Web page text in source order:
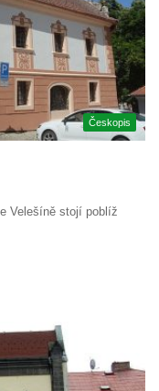
Českopis
Velešíně stojí poblíž